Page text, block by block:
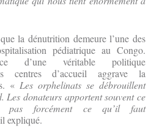
la dénutrition demeure l’une des
pédiatrique au Congo.
d’une véritable politique
centres d’accueil aggrave la
« Les orphelinats se débrouillent
Les donateurs apportent souvent ce
pas forcément ce qu’il faut
expliqué.